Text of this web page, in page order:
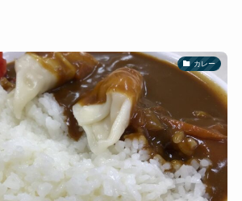
カレー